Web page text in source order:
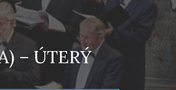
– ÚTERÝ